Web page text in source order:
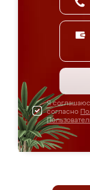
Я
согласно